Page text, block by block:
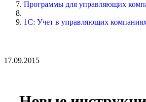
Программы для управляющих
1С: Учет в управляющих
17.09.2015